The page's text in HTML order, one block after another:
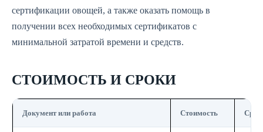
сертификации овощей, а также оказать помощь в
получении всех необходимых сертификатов с
минимальной затратой времени и средств.
СТОИМОСТЬ И СРОКИ
Документ или работа Стоимость Срок